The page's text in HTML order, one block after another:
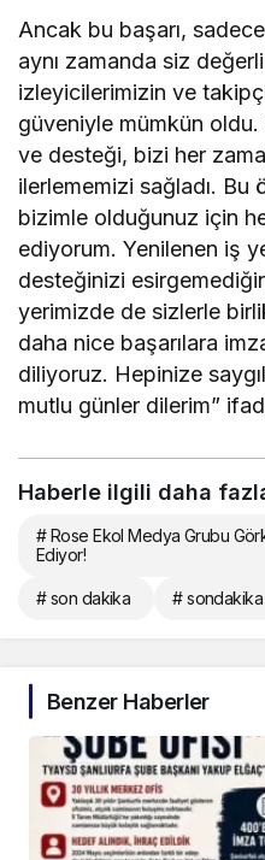
Ancak bu başarı,
aynı zamanda siz değerli
izleyicilerimizin ve
güveniyle mümkün oldu.
ve desteği, bizi her
ilerlememizi sağladı.
bizimle olduğunuz için
ediyorum. Yenilenen iş
desteğinizi
yerimizde de sizlerle
daha nice başarılara
diliyoruz. Hepinize
mutlu günler dilerim”
Haberle ilgili daha
# Rose Ekol Medya Grubu
Ediyor!
# son dakika # sondakika
Benzer Haberler